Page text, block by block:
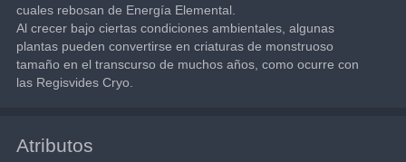
cuales rebosan de Energía Elemental.
Al crecer bajo ciertas condiciones ambientales, algunas
plantas pueden convertirse en criaturas de monstruoso
tamaño en el transcurso de muchos años, como ocurre con
las Regisvides Cryo.
Atributos